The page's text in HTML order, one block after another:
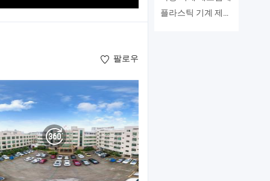
팔로우
플라스틱 기계 제조업체